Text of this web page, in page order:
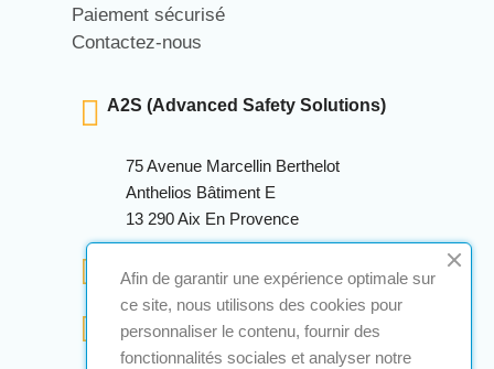
Paiement sécurisé
Contactez-nous
A2S (Advanced Safety Solutions)
75 Avenue Marcellin Berthelot
Anthelios Bâtiment E
13 290 Aix En Provence
Afin de garantir une expérience optimale sur
ce site, nous utilisons des cookies pour
personnaliser le contenu, fournir des
fonctionnalités sociales et analyser notre